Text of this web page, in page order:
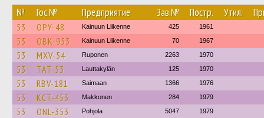
№ Гос.№ Предприятие Зав.№ Постр. Утил.
53 OPY-48 Kainuun Liikenne 425 1961
53 OBK-953 Kainuun Liikenne 70 1967
53 MXV-54 Ruponen 2263 1970
53 TAT-53 Lauttakylän 125 1970
53 RBV-181 Saimaan 1366 1976
53 KCT-453 Makkonen 284 1979
53 ONL-353 Pohjola 5047 1979